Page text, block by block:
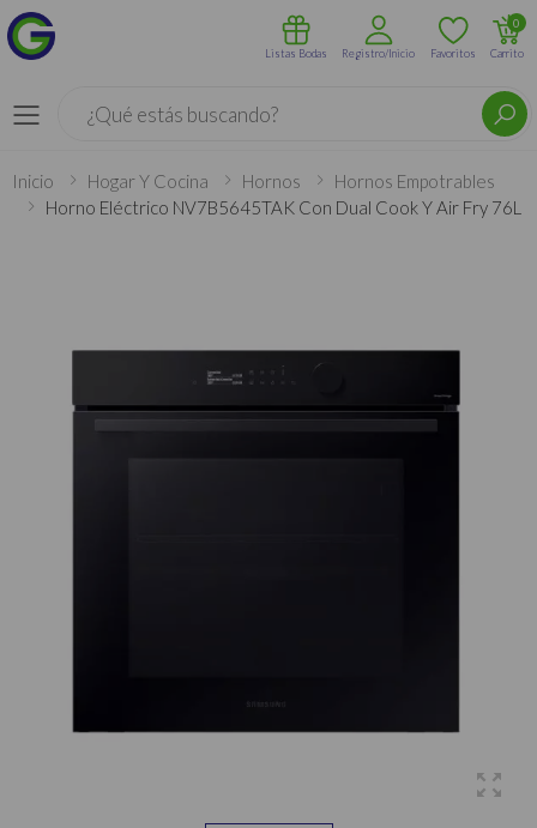
Menú
Listas Bodas Registro/Inicio Favoritos Carrito
0
Inicio Hogar Y Cocina Hornos
Hornos Empotrables
Horno Eléctrico NV7B5645TAK Con Dual Cook Y Air Fry 76L